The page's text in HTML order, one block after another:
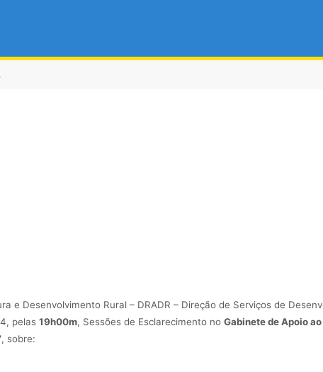
e Desenvolvimento Rural – DRADR – Direção de Serviços de
pelas 19h00m, Sessões de Esclarecimento no Gabinete de Apoio
, sobre: